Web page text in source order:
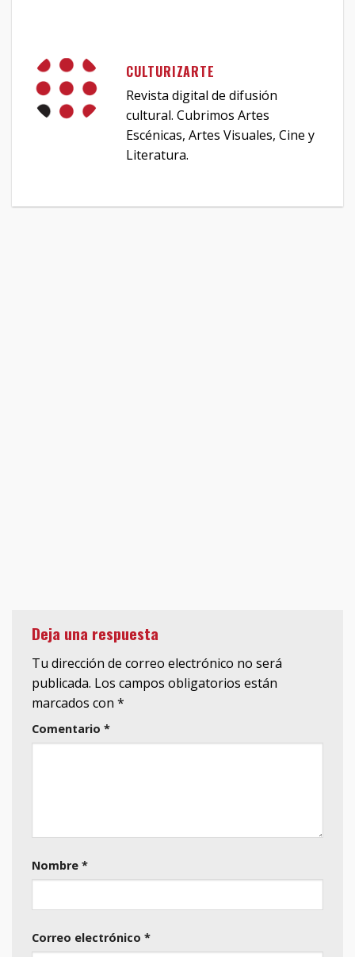
CULTURIZARTE
Revista digital de difusión
cultural. Cubrimos Artes
Escénicas, Artes Visuales, Cine y
Literatura.
Deja una respuesta
Tu dirección de correo electrónico no será
publicada. Los campos obligatorios están
marcados con *
Comentario *
Nombre *
Correo electrónico *